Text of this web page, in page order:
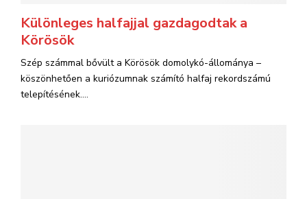
Különleges halfajjal gazdagodtak a
Körösök
Szép számmal bővült a Körösök domolykó-állománya –
köszönhetően a kuriózumnak számító halfaj rekordszámú
telepítésének....